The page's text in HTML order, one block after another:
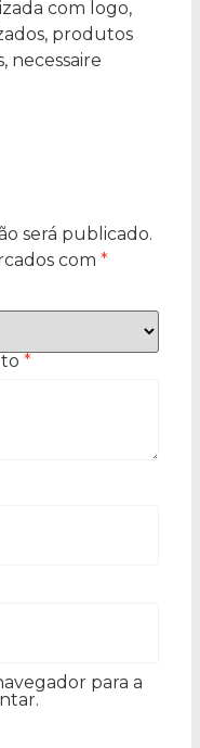
com logo,
produtos
necessaire
será publicado.
com *
*
para a